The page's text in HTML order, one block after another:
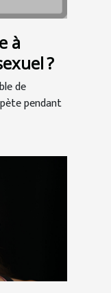
à
?
de
pendant